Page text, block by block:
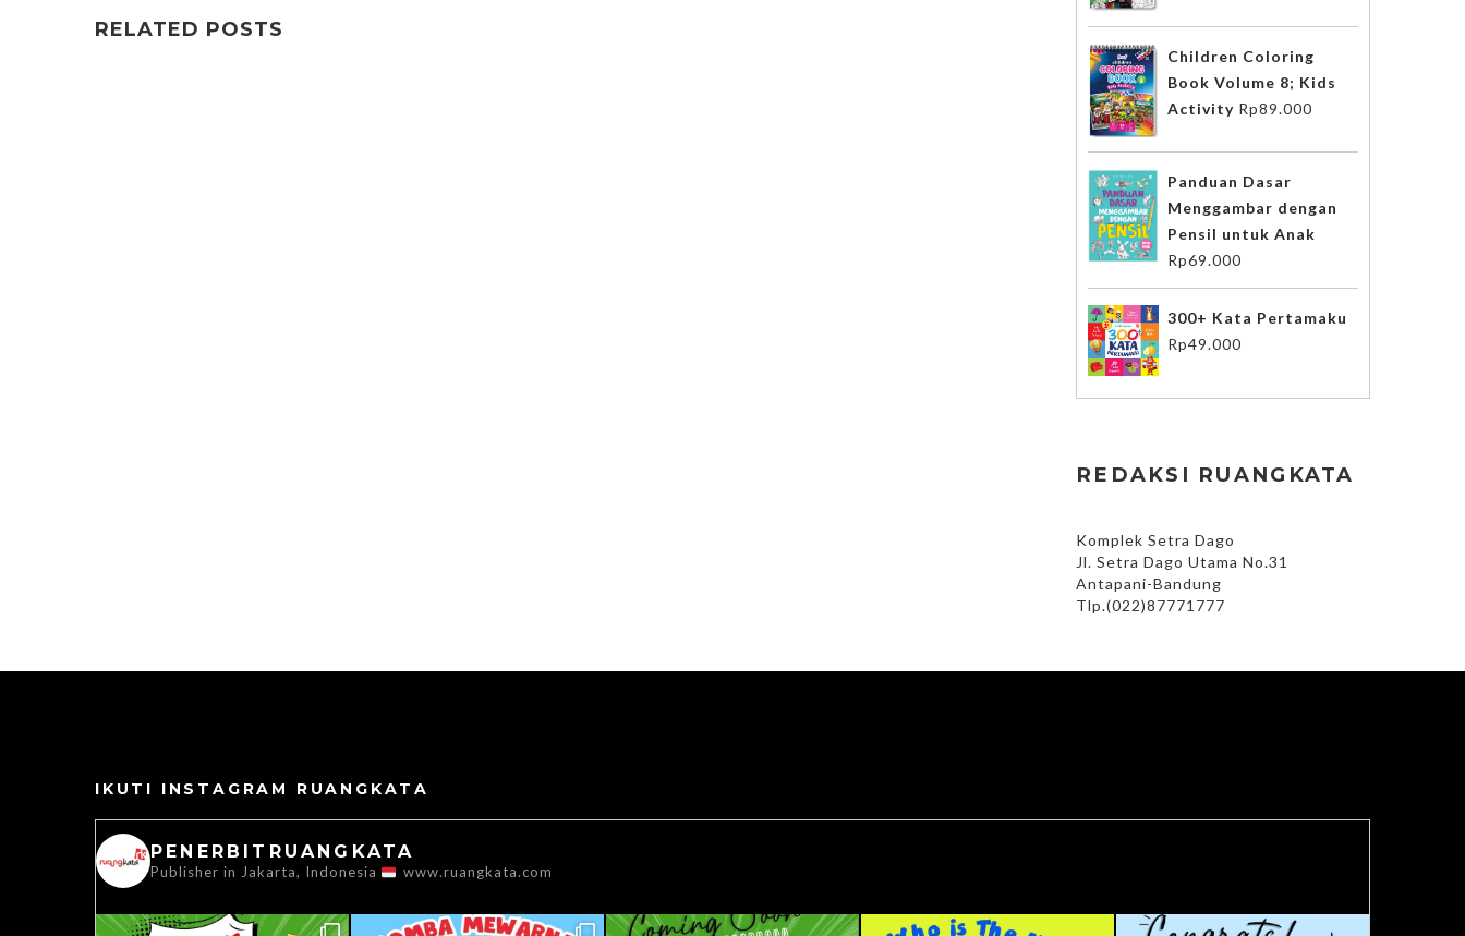
RELATED POSTS
Children Coloring
Book Volume 8; Kids
Activity Rp89.000
Panduan Dasar
Menggambar dengan
Pensil untuk Anak
Rp69.000
300+ Kata Pertamaku
Rp49.000
REDAKSI RUANGKATA
Komplek Setra Dago
Jl. Setra Dago Utama No.31
Antapani-Bandung
Tlp.(022)87771777
IKUTI INSTAGRAM RUANGKATA
PENERBITRUANGKATA
Publisher in Jakarta, Indonesia www.ruangkata.com